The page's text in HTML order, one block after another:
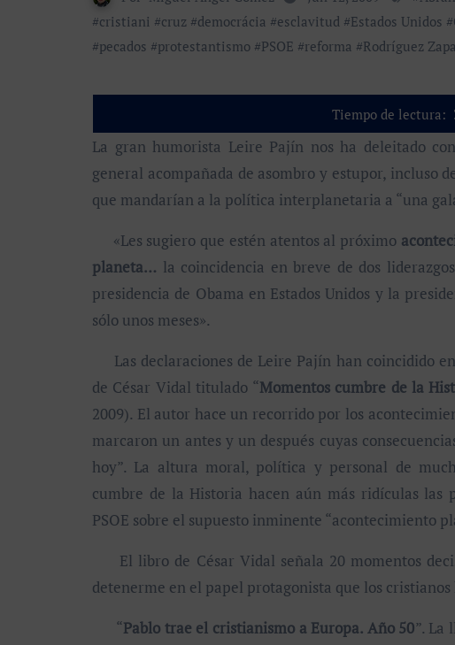
#cristiani #cruz #democrácia #esclavitud #Estados Unidos #
#pecados #protestantismo #PSOE #reforma #Rodríguez
Tiempo de lectura:
La gran humorista Leire Pajín nos ha deleitado con una frase que ha producido una carcajada
general acompañada de asombro y estupor, incluso
que mandarían a la política interplanetaria a “una
«Les sugiero que estén atentos al próximo
planeta… la coincidencia en breve de dos
presidencia de Obama en Estados Unidos y la
sólo unos meses».
Las declaraciones de Leire Pajín han coincidido
de César Vidal titulado “Momentos cumbre de la
2009). El autor hace un recorrido por los
marcaron un antes y un después cuyas
hoy”. La altura moral, política y personal de
cumbre de la Historia hacen aún más ridículas las
PSOE sobre el supuesto inminente “acontecimiento
El libro de César Vidal señala 20 momentos
detenerme en el papel protagonista que los
“Pablo trae el cristianismo a Europa. Año 50”. La